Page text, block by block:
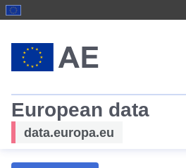
European data
data.europa.eu